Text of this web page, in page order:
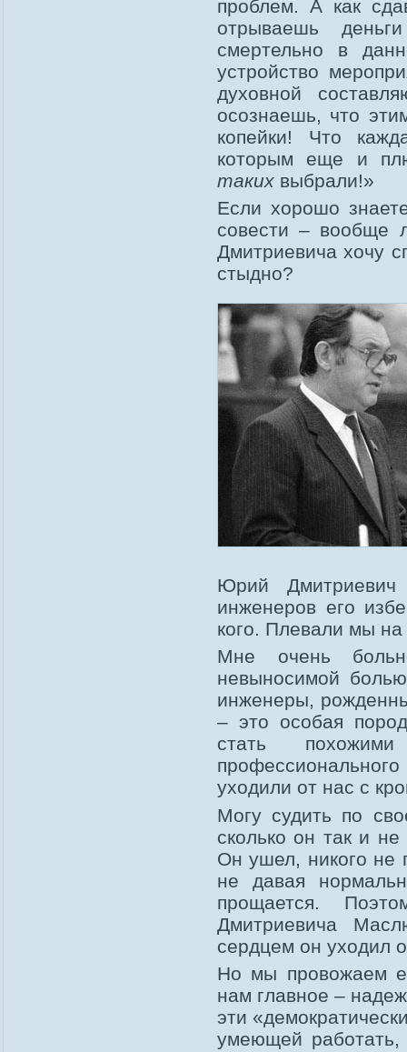
проблем. А как
отрываешь
смертельно в
устройство
духовной
осознаешь, что
копейки! Что
которым еще и
таких выбрали!»
Если хорошо
совести – вообще
Дмитриевича хочу
стыдно?
Юрий
инженеров его
кого. Плевали мы
Мне очень
невыносимой
инженеры,
– это особая
стать
уходили от нас с
Могу судить по
сколько он так и
Он ушел, никого не
не давая
прощается.
Дмитриевича
сердцем он уходил
Но мы провожаем
нам главное –
эти
умеющей работать,